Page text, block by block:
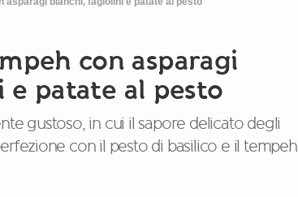
con asparagi
patate al pesto
gustoso, in cui il sapore delicato degli
con il pesto di basilico e il tempeh